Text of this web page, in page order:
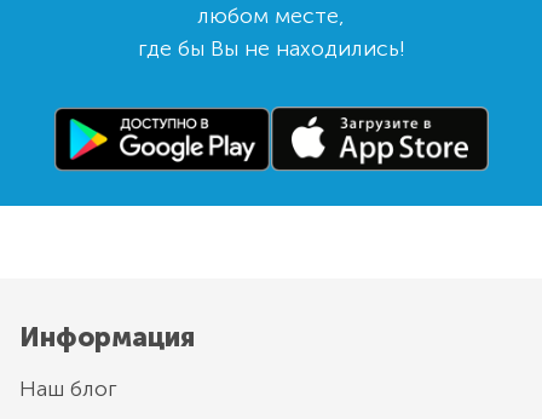
любом месте,
где бы Вы не находились!
Информация
Наш блог